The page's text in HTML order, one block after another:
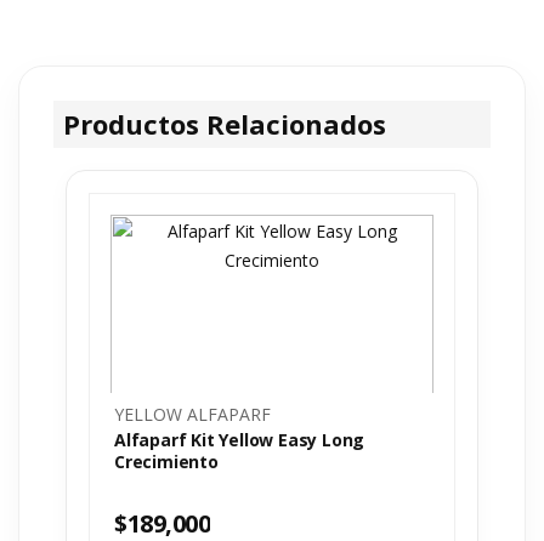
Productos Relacionados
YELLOW ALFAPARF
Alfaparf Kit Yellow Easy Long
Crecimiento
$189,000